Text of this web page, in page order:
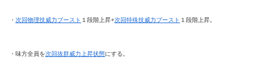
・ 次回物理技威力ブースト １段階上昇+次回特殊技威力ブースト １段階上昇。
・味方全員を次回抜群威力上昇状態にする。